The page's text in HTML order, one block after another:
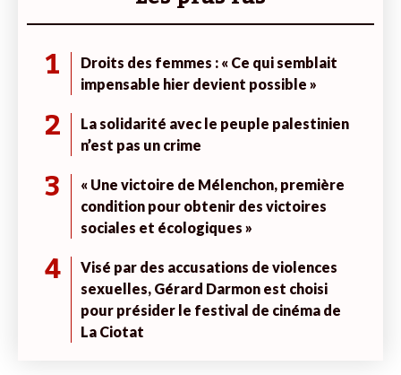
1
Droits des femmes : « Ce qui semblait
impensable hier devient possible »
2
La solidarité avec le peuple palestinien
n’est pas un crime
3
« Une victoire de Mélenchon, première
condition pour obtenir des victoires
sociales et écologiques »
4
Visé par des accusations de violences
sexuelles, Gérard Darmon est choisi
pour présider le festival de cinéma de
La Ciotat